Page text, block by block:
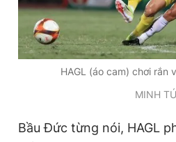
HAGL (áo cam) chơi rắn
MINH TÚ
Bầu Đức từng nói, HAGL